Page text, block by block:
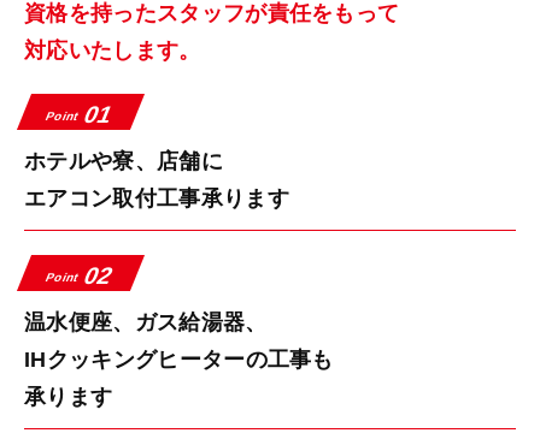
資格を持ったスタッフが責任をもって
対応いたします。
Point 01
ホテルや寮、店舗に
エアコン取付工事承ります
Point 02
温水便座、ガス給湯器、
IHクッキングヒーターの工事も
承ります